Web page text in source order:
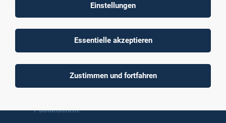
Technische Hochschule
Aschaffenburg
University of Applied Sciences
Postanschrift
Einstellungen
Essentielle akzeptieren
Zustimmen und fortfahren